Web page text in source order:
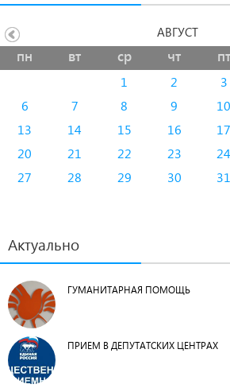
пн вт ср чт пт
1 2 3
6
7 8 9 10
13
14 15 16 17
20
21 22 23 24
27
28 29 30 31
АВГУСТ
Актуально
ГУМАНИТАРНАЯ ПОМОЩЬ
ПРИЕМ В ДЕПУТАТСКИХ ЦЕНТРАХ